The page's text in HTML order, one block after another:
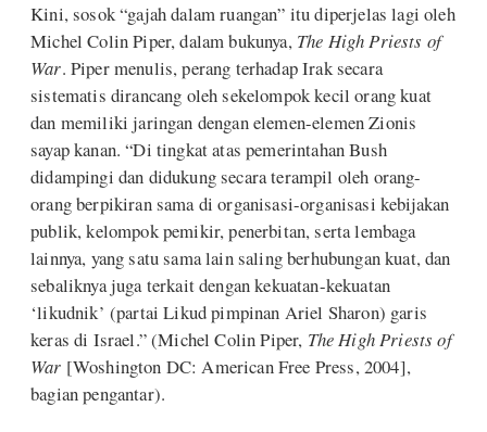
Kini, sosok “gajah dalam ruangan” itu diperjelas lagi oleh
Michel Colin Piper, dalam bukunya, The High Priests of
War. Piper menulis, perang terhadap Irak secara
sistematis dirancang oleh sekelompok kecil orang kuat
dan memiliki jaringan dengan elemen-elemen Zionis
sayap kanan. “Di tingkat atas pemerintahan Bush
didampingi dan didukung secara terampil oleh orang-
orang berpikiran sama di organisasi-organisasi kebijakan
publik, kelompok pemikir, penerbitan, serta lembaga
lainnya, yang satu sama lain saling berhubungan kuat, dan
sebaliknya juga terkait dengan kekuatan-kekuatan
‘likudnik’ (partai Likud pimpinan Ariel Sharon) garis
keras di Israel.” (Michel Colin Piper, The High Priests of
War [Woshington DC: American Free Press, 2004],
bagian pengantar).